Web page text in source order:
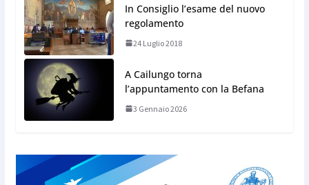
In Consiglio l’esame del nuovo
regolamento
24 Luglio 2018
A Cailungo torna
l’appuntamento con la Befana
3 Gennaio 2026